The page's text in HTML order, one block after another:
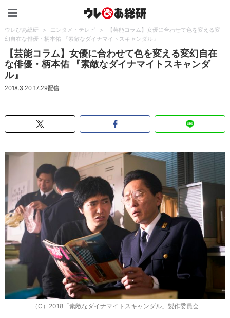
ウレぴあ総研 > エンタメ・テレビ >
【芸能コラム】女優に合わせて色を変える変
幻自在な俳優・柄本佑 『素敵なダイナマイトスキャンダル』
【芸能コラム】女優に合わせて色を変える変幻自在
な俳優・柄本佑 『素敵なダイナマイトスキャンダ
ル』
2018.3.20 17:29配信
（C）2018「素敵なダイナマイトスキャンダル」製作委員会